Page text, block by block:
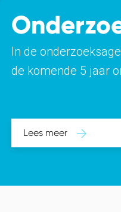
In de
de komende 5 jaar
Lees meer